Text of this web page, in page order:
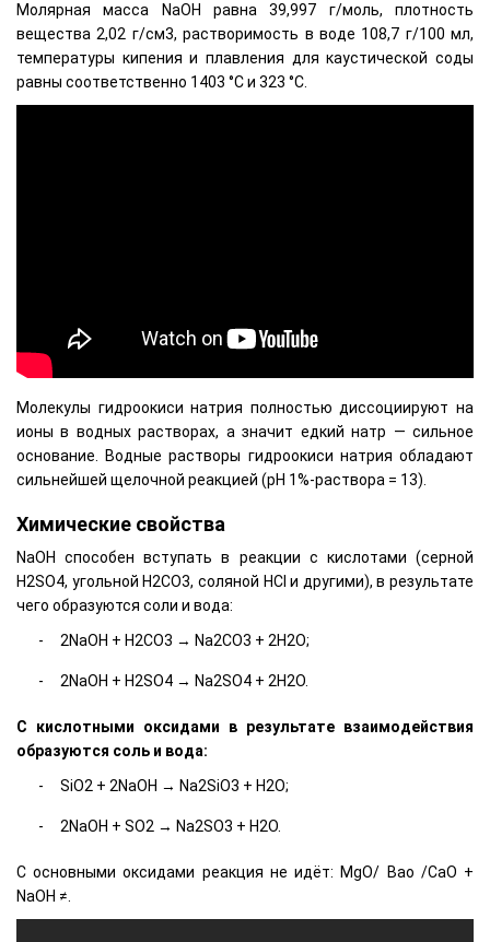
Молярная масса NaOH равна 39,997 г/моль, плотность
вещества 2,02 г/см3, растворимость в воде 108,7 г/100 мл,
температуры кипения и плавления для каустической соды
равны соответственно 1403 °C и 323 °C.
Молекулы гидроокиси натрия полностью диссоциируют на
ионы в водных растворах, а значит едкий натр — сильное
основание. Водные растворы гидроокиси натрия обладают
сильнейшей щелочной реакцией (pH 1%-раствора = 13).
Химические свойства
NaOH способен вступать в реакции с кислотами (серной
H2SO4, угольной H2CO3, соляной HCl и другими), в результате
чего образуются соли и вода:
2NaOH + H2CO3 → Na2СO3 + 2H2O;
2NaOH + H2SO4 → Na2SO4 + 2H2O.
С кислотными оксидами в результате взаимодействия
образуются соль и вода:
SiO2 + 2NaOH → Na2SiO3 + H2O;
2NaOH + SO2 → Na2SO3 + H2O.
C основными оксидами реакция не идёт: MgO/ Bao /CaO +
NaOH ≠.